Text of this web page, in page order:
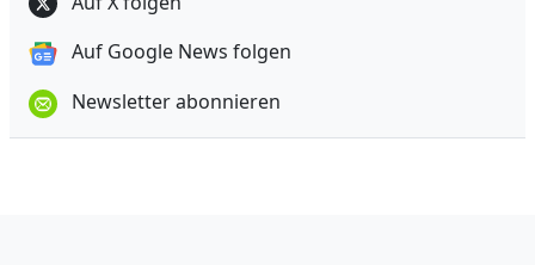
Auf Google News folgen
Newsletter abonnieren